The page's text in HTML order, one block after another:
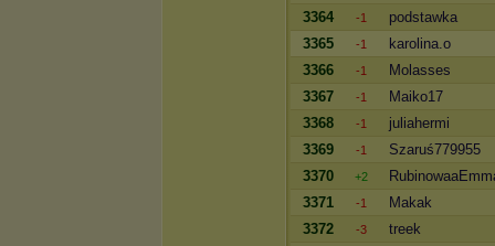
3364
-1
podstawka
3365
-1
karolina.o
3366
-1
Molasses
3367
-1
Maiko17
3368
-1
juliahermi
3369
-1
Szaruś779955
3370
+2
3371
-1
Makak
3372
-3
treek